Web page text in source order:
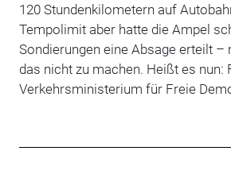
120 Stundenkilometern auf
Tempolimit aber hatte die Ampel
Sondierungen eine Absage erteilt –
das nicht zu machen. Heißt es nun:
Verkehrsministerium für Freie